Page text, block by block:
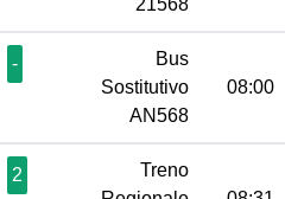
21568
-
Bus
Sostitutivo
AN568
08:00
2
Treno